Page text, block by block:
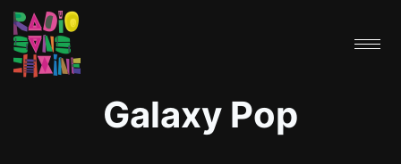
Galaxy Pop